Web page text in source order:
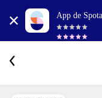
App de